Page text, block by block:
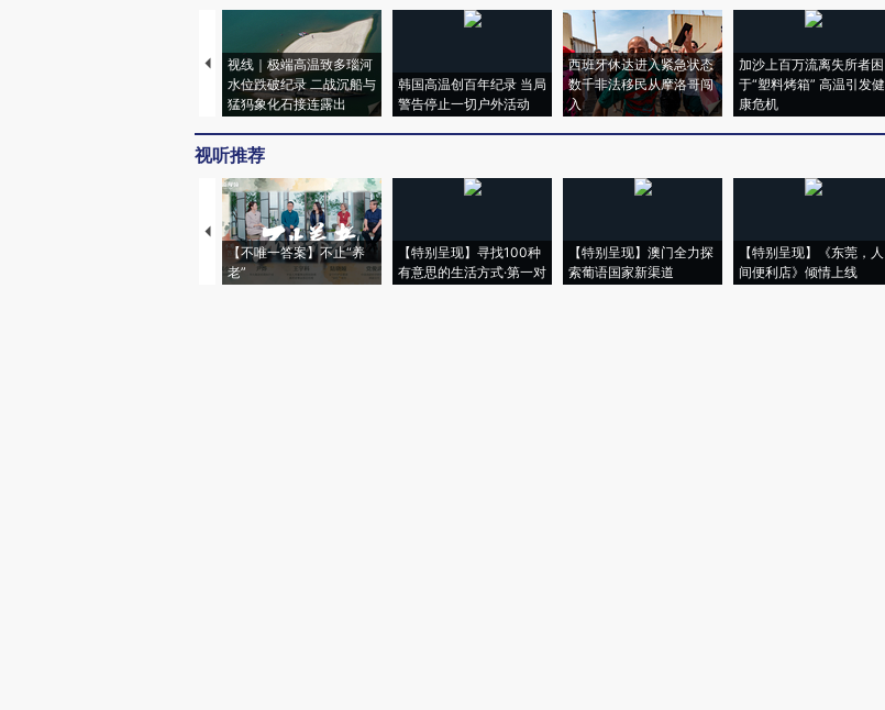
视线｜极端高温致多瑙河
水位跌破纪录 二战沉船与
猛犸象化石接连露出
韩国高温创百年纪录 当局
警告停止一切户外活动
西班牙休达进入紧急状态
数千非法移民从摩洛哥闯
入
加沙上百万流离失所者困
于“塑料烤箱” 高温引发健
康危机
视听推荐
【不唯一答案】不止“养
老”
【特别呈现】寻找100种
有意思的生活方式·第一对
【特别呈现】澳门全力探
索葡语国家新渠道
【特别呈现】《东莞，人
间便利店》倾情上线